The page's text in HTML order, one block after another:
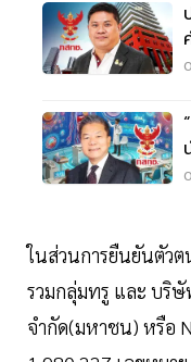
ในส่วนการยืนยันตัว
รวมกลุ่มทรู และ บริ
จำกัด(มหาชน) หรือ